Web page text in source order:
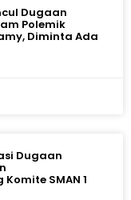
Dugaan
Polemik
Diminta Ada
Dugaan
SMAN 1